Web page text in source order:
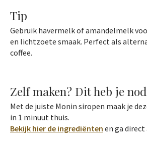
Tip
Gebruik havermelk of amandelmelk
en lichtzoete smaak. Perfect als
coffee.
Zelf maken? Dit heb je
Met de juiste Monin siropen maak je
in 1 minuut thuis.
Bekijk hier de ingrediënten en ga direct